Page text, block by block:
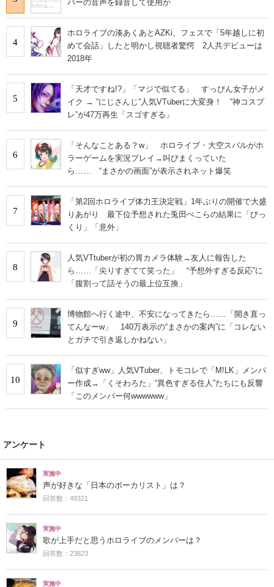
バーの音声を録音して使用か
4
ホロライブの湊あくあとAZKi、フェスで「5年越しに初
めて会話」したと明かし視聴者驚愕 2人共デビューは
2018年
5
「天才ですね!?」「マジで似てる」 すっぴん女子がメ
イク → “にじさんじ”人気VTuberに大変身！ “神コスプ
レ”が47万再生「スゴすぎる」
6
「そんなことある？w」 ホロライブ・大空スバルがホ
ラーゲームを実況プレイ→叫びまくっていた
ら…… “まさかの画面”が表示されネット爆笑
7
「第2回ホロライブ体力王決定戦」1年ぶりの開催で大盛
りあがり 最下位予想された兎田ぺこらの結果に「びっ
くり」「意外」
8
人気VTtuberが初の胃カメラ体験→友人に報告した
ら……「尖りすぎてて笑った」 “予想外すぎる反応”に
「腹割って話そうの最上位互換」
9
博物館へ行く途中、不安になってきたら……「開き直っ
てんなーw」 140万表示の“まさかの案内”に「コレない
とガチで引き返しかねない」
10
「似すぎww」人気VTuber、トモコレで「M!LK」メンバ
ー作成→「くそわろた」“異色すぎる住人”たちにも反響
「このメンバー何wwwwww」
アンケート
実施中
声が好きな「日本のボーカリスト」は？
回答数：49321
実施中
歌が上手だと思うホロライブのメンバーは？
回答数：23823
実施中